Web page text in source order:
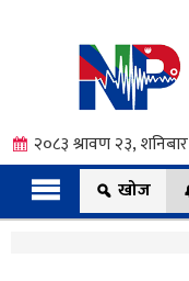
२०८३ श्रावण २३, शनिबार
खोज